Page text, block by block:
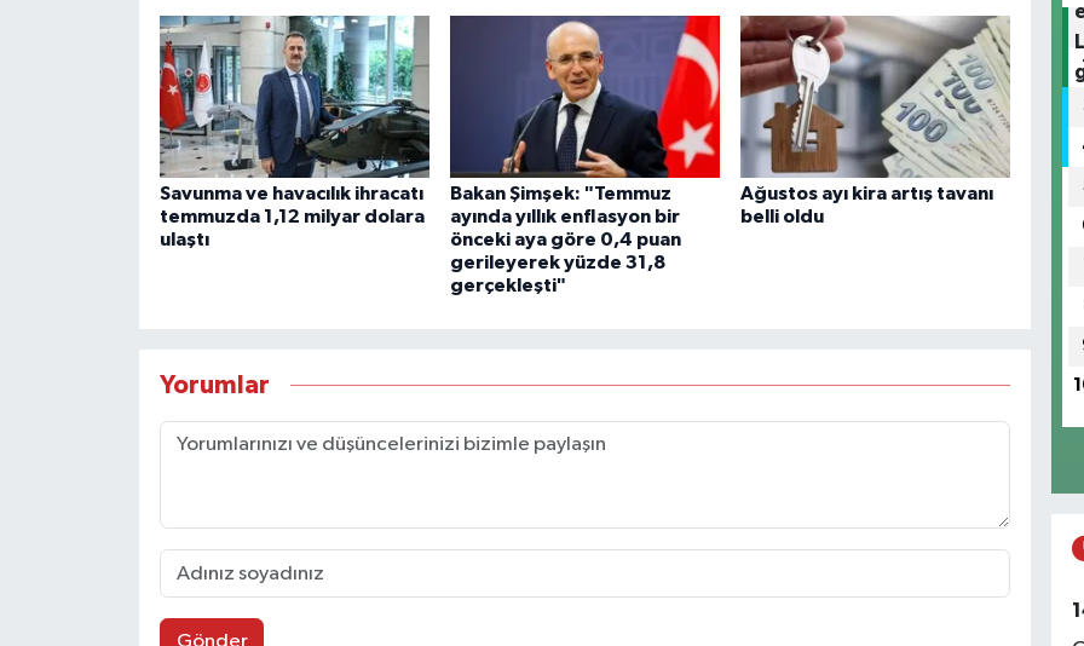
Savunma ve havacılık ihracatı
temmuzda 1,12 milyar dolara
ulaştı
Bakan Şimşek: "Temmuz
ayında yıllık enflasyon bir
önceki aya göre 0,4 puan
gerileyerek yüzde 31,8
gerçekleşti"
Ağustos ayı kira artış tavanı
belli oldu
Yorumlar